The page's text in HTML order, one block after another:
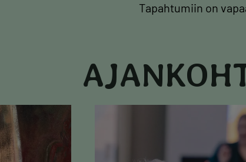
Tapahtumiin on